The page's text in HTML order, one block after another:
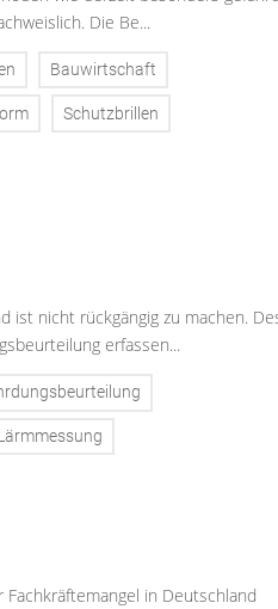
Die Be...
Bauwirtschaft
Schutzbrillen
ist nicht rückgängig zu machen.
erfassen...
in Deutschland